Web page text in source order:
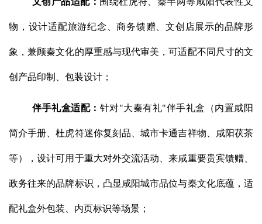
物，设计适配旅游纪念、商务馈赠、文创店展示的品牌形
象，兼顾秦文化的厚重感与现代审美，可适配不同尺寸的文
创产品印制、包装设计；
伴手礼盒适配： 针对"大秦有礼"伴手礼盒（内置咸阳
简介手册、杜虎符迷你复刻品、城市卡通吉祥物、咸阳茯茶
等），设计可用于重大对外交流活动、来咸重要贵宾馈赠、
政务往来的品牌标识，凸显咸阳城市品位与秦文化底蕴，适
配礼盒外包装、内页标识等场景；